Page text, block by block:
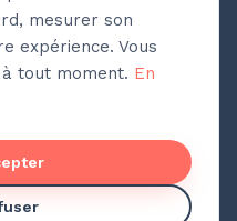
pratiques
mesurer son
expérience. Vous
tout moment. En